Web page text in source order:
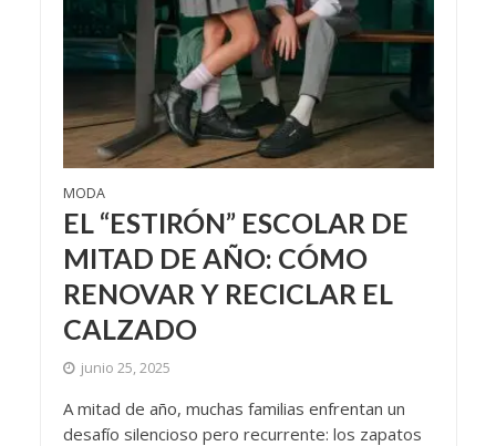
MODA
EL “ESTIRÓN” ESCOLAR DE
MITAD DE AÑO: CÓMO
RENOVAR Y RECICLAR EL
CALZADO
junio 25, 2025
A mitad de año, muchas familias enfrentan un
desafío silencioso pero recurrente: los zapatos